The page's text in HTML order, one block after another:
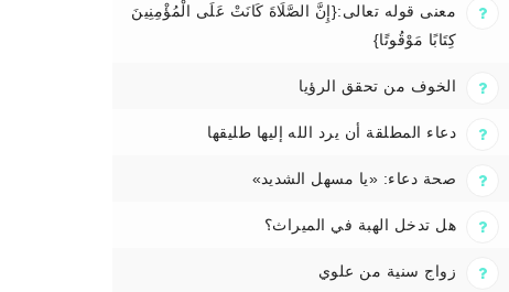
معنى قوله تعالى:{إِنَّ الصَّلَاةَ كَانَتْ عَلَى الْمُؤْمِنِينَ
كِتَابًا مَوْقُوتًا}
الخوف من تحقق الرؤيا
دعاء المطلقة أن يرد الله إليها طليقها
صحة دعاء: «يا مسهل الشديد»
هل تدخل الهبة في الميراث؟
زواج سنية من علوي